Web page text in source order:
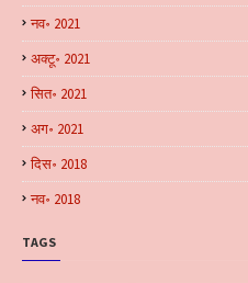
नव॰ 2021
अक्टू॰ 2021
सित॰ 2021
अग॰ 2021
दिस॰ 2018
नव॰ 2018
TAGS